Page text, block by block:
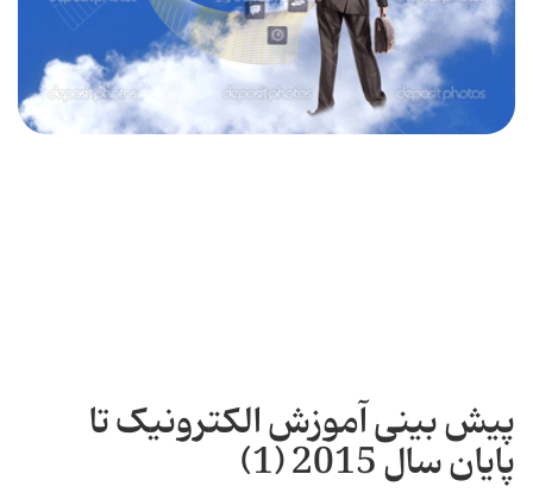
پیش بینی آموزش الکترونیک تا
پایان سال 2015 (1)